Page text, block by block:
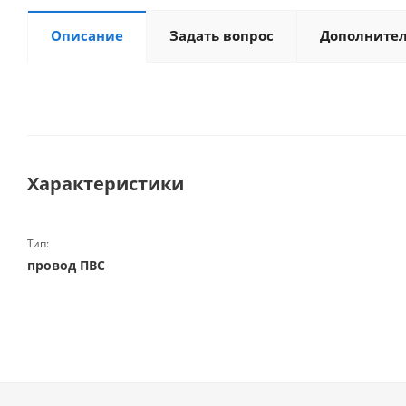
Описание Задать вопрос
Характеристики
Тип:
провод ПВС